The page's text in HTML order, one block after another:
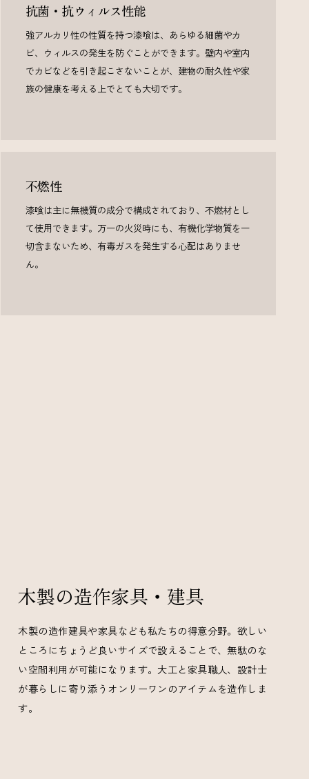
抗菌・抗ウィルス性能
強アルカリ性の性質を持つ漆喰は、あらゆる細菌やカ
ビ、ウィルスの発生を防ぐことができます。壁内や室内
でカビなどを引き起こさないことが、建物の耐久性や家
族の健康を考える上でとても大切です。
不燃性
漆喰は主に無機質の成分で構成されており、不燃材とし
て使用できます。万一の火災時にも、有機化学物質を一
切含まないため、有毒ガスを発生する心配はありませ
ん。
木製の造作家具・建具
木製の造作建具や家具なども私たちの得意分野。欲しい
ところにちょうど良いサイズで設えることで、無駄のな
い空間利用が可能になります。大工と家具職人、設計士
が暮らしに寄り添うオンリーワンのアイテムを造作しま
す。